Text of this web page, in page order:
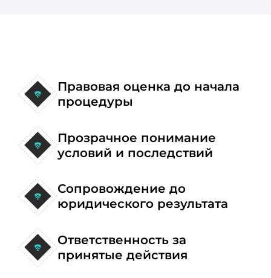
Правовая оценка до начала
процедуры
Прозрачное понимание
условий и последствий
Сопровождение до
юридического результата
Ответственность за
принятые действия